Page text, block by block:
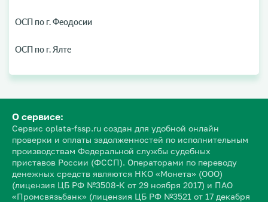
ОСП по г. Феодосии
ОСП по г. Ялте
О сервисе:
Сервис oplata-fssp.ru создан для удобной онлайн
проверки и оплаты задолженностей по исполнительным
производствам Федеральной службы судебных
приставов России (ФССП). Операторами по переводу
денежных средств являются НКО «Монета» (ООО)
(лицензия ЦБ РФ №3508-К от 29 ноября 2017) и ПАО
«Промсвязьбанк» (лицензия ЦБ РФ №3521 от 17 декабря